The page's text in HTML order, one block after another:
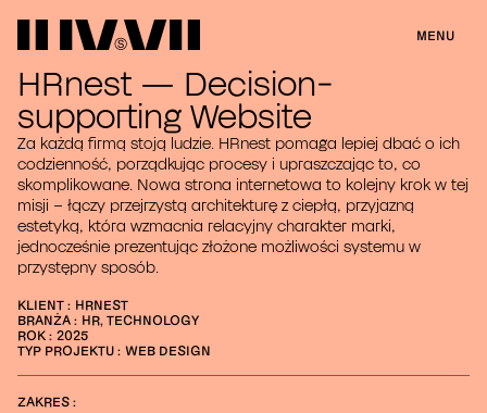
MENU
HRnest — Decision-
supporting Website
Za każdą firmą stoją ludzie. HRnest pomaga lepiej dbać o ich
codzienność, porządkując procesy i upraszczając to, co
skomplikowane. Nowa strona internetowa to kolejny krok w tej
misji – łączy przejrzystą architekturę z ciepłą, przyjazną
estetyką, która wzmacnia relacyjny charakter marki,
jednocześnie prezentując złożone możliwości systemu w
przystępny sposób.
ZAKRES :
KLIENT : HRNEST
BRANŻA : HR, TECHNOLOGY
ROK : 2025
TYP PROJEKTU : WEB DESIGN